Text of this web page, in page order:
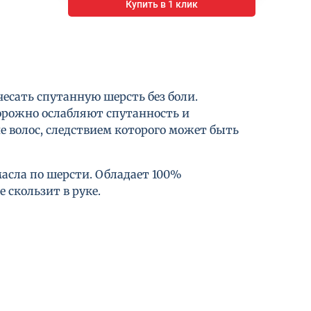
Купить в 1 клик
спутанную шерсть без боли.
ослабляют спутанность и
следствием которого может быть
по шерсти. Обладает 100%
в руке.